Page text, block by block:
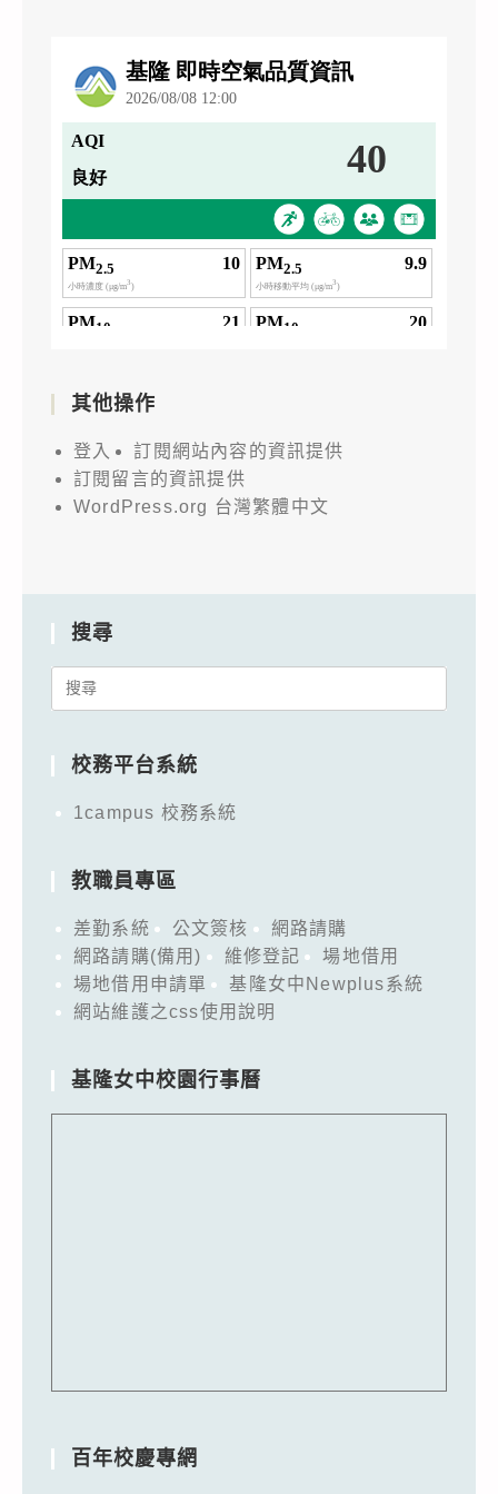
其他操作
登入
訂閱網站內容的資訊提供
訂閱留言的資訊提供
WordPress.org 台灣繁體中文
搜尋
Search
校務平台系統
1campus 校務系統
教職員專區
差勤系統 公文簽核
網路請購
網路請購(備用)
維修登記
場地借用
場地借用申請單
基隆女中Newplus系統
網站維護之css使用說明
基隆女中校園行事曆
百年校慶專網